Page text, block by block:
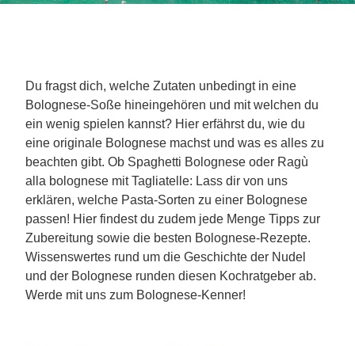
Du fragst dich, welche Zutaten unbedingt in eine
Bolognese-Soße hineingehören und mit welchen du
ein wenig spielen kannst? Hier erfährst du, wie du
eine originale Bolognese machst und was es alles zu
beachten gibt. Ob Spaghetti Bolognese oder Ragù
alla bolognese mit Tagliatelle: Lass dir von uns
erklären, welche Pasta-Sorten zu einer Bolognese
passen! Hier findest du zudem jede Menge Tipps zur
Zubereitung sowie die besten Bolognese-Rezepte.
Wissenswertes rund um die Geschichte der Nudel
und der Bolognese runden diesen Kochratgeber ab.
Werde mit uns zum Bolognese-Kenner!